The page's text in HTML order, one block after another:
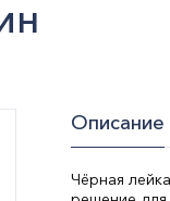
Описание
Чёрная